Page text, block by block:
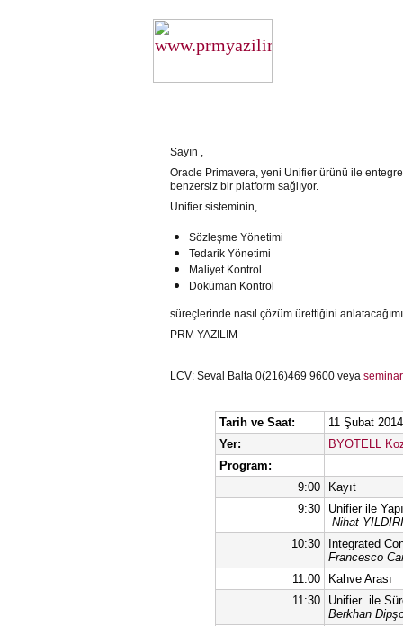
Sayın ,
Oracle Primavera, yeni Unifier ürünü ile
benzersiz bir platform sağlıyor.
Unifier sisteminin,
Sözleşme Yönetimi
Tedarik Yönetimi
Maliyet Kontrol
Doküman Kontrol
süreçlerinde nasıl çözüm ürettiğini
PRM YAZILIM
LCV: Seval Balta 0(216)469 9600 veya
Tarih ve Saat:
11 Şubat
Yer:
BYOTELL
Program:
9:00
Kayıt
9:30
Unifier ile
Nihat
10:30
Integrated
Francesco
11:00
Kahve Arası
11:30
Unifier ile
Berkhan